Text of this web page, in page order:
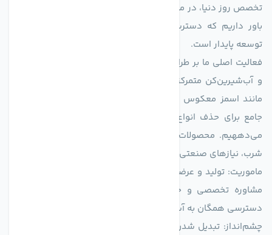
تخصص روز دنیا، در مسیر تأمین آب سالم و پایدار گام برمی‌دارد. ما
باور داریم که دسترسی به آب پاک، یک حق اساسی و زیربنای
توسعه پایدار است.
فعالیت اصلی ما بر طراحی و تولید سیستم‌های پیشرفته تصفیه آب
و آب‌شیرین‌کن متمرکز است. ما با بهره‌گیری از فناوری‌های نوین
جامع برای حذف انواع آلاینده‌ها، املاح و نمک از منابع آبی ارائه
می‌دههیم. محصولات ما برای مصارف متنوعی از جمله تأمین آب
شرب، نیازهای صنعتی و کشاورزی طراحی و بهینه‌سازی شده‌اند.
ماموریت: تولید و عرضه محصولاتی با بالاترین استاندارد کیفی، ارائه
مشاوره تخصصی و خدمات پس از فروش مطمئن برای تضمین
دسترسی همگان به آب پاک و سالم.
چشم‌انداز: تبدیل شدن به انتخاب اول صنایع و مصرف‌کنندگان در